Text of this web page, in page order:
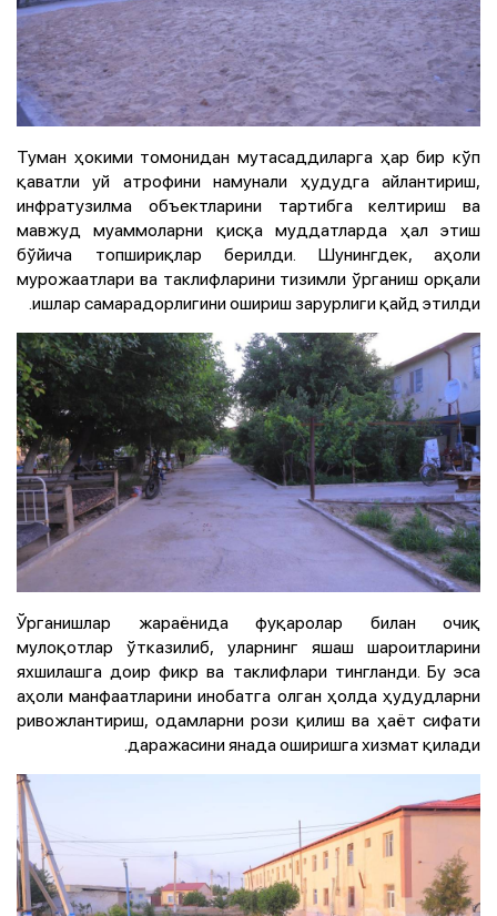
Туман ҳокими томонидан мутасаддиларга ҳар бир кўп
қаватли уй атрофини намунали ҳудудга айлантириш,
инфратузилма объектларини тартибга келтириш ва
мавжуд муаммоларни қисқа муддатларда ҳал этиш
бўйича топшириқлар берилди. Шунингдек, аҳоли
мурожаатлари ва таклифларини тизимли ўрганиш орқали
ишлар самарадорлигини ошириш зарурлиги қайд этилди.
Ўрганишлар жараёнида фуқаролар билан очиқ
мулоқотлар ўтказилиб, уларнинг яшаш шароитларини
яхшилашга доир фикр ва таклифлари тингланди. Бу эса
аҳоли манфаатларини инобатга олган ҳолда ҳудудларни
ривожлантириш, одамларни рози қилиш ва ҳаёт сифати
даражасини янада оширишга хизмат қилади.